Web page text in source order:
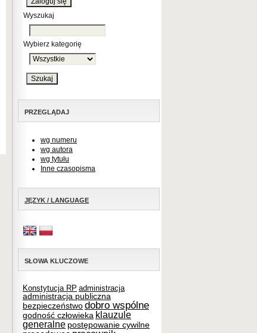
Wyszukaj
Wybierz kategorię
PRZEGLĄDAJ
wg numeru
wg autora
wg tytułu
Inne czasopisma
JĘZYK / LANGUAGE
SŁOWA KLUCZOWE
Konstytucja RP administracja
administracja publiczna
bezpieczeństwo dobro wspólne
godność człowieka klauzule
generalne postępowanie cywilne